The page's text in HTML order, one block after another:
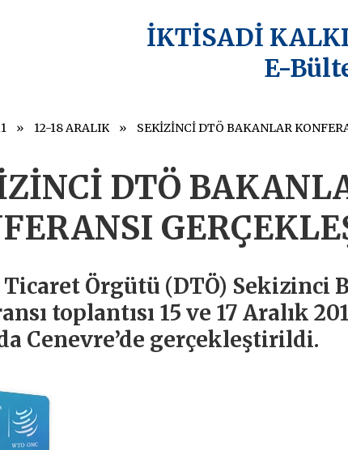
İKTİSADİ
E-
12-18 ARALIK
DTÖ
Örgütü (DTÖ) Sekizinci
toplantısı 15 ve 17 Aralık
Cenevre’de gerçekleştirildi.